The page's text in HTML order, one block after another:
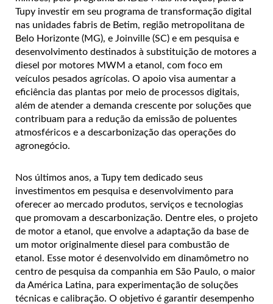
Tupy investir em seu programa de transformação digital
nas unidades fabris de Betim, região metropolitana de
Belo Horizonte (MG), e Joinville (SC) e em pesquisa e
desenvolvimento destinados à substituição de motores a
diesel por motores MWM a etanol, com foco em
veículos pesados agrícolas. O apoio visa aumentar a
eficiência das plantas por meio de processos digitais,
além de atender a demanda crescente por soluções que
contribuam para a redução da emissão de poluentes
atmosféricos e a descarbonização das operações do
agronegócio.
Nos últimos anos, a Tupy tem dedicado seus
investimentos em pesquisa e desenvolvimento para
oferecer ao mercado produtos, serviços e tecnologias
que promovam a descarbonização. Dentre eles, o projeto
de motor a etanol, que envolve a adaptação da base de
um motor originalmente diesel para combustão de
etanol. Esse motor é desenvolvido em dinamômetro no
centro de pesquisa da companhia em São Paulo, o maior
da América Latina, para experimentação de soluções
técnicas e calibração. O objetivo é garantir desempenho